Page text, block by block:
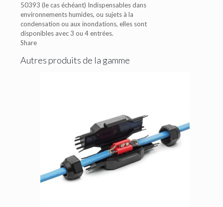
50393 (le cas échéant) Indispensables dans
environnements humides, ou sujets à la
condensation ou aux inondations, elles sont
disponibles avec 3 ou 4 entrées.
Share
Autres produits de la gamme